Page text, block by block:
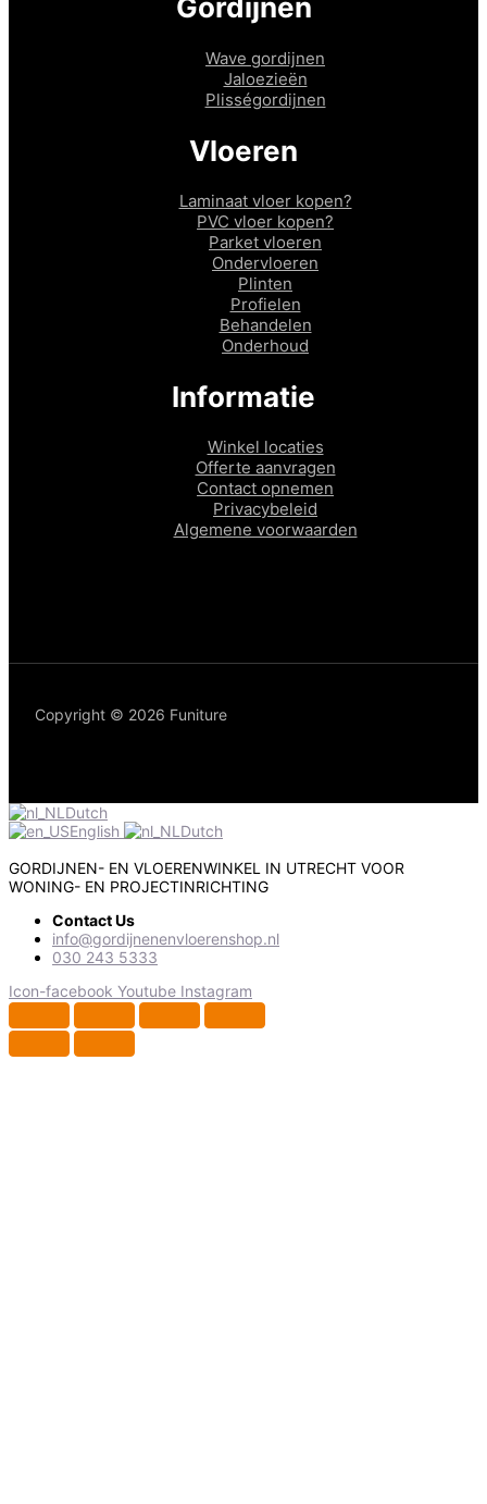
Gordijnen
Wave gordijnen
Jaloezieën
Plisségordijnen
Vloeren
Laminaat vloer kopen?
PVC vloer kopen?
Parket vloeren
Ondervloeren
Plinten
Profielen
Behandelen
Onderhoud
Informatie
Winkel locaties
Offerte aanvragen
Contact opnemen
Privacybeleid
Algemene voorwaarden
Copyright © 2026 Funiture
Dutch
English
Dutch
GORDIJNEN- EN VLOERENWINKEL IN UTRECHT VOOR
WONING- EN PROJECTINRICHTING
Contact Us
info@gordijnenenvloerenshop.nl
030 243 5333
Icon-facebook Youtube Instagram